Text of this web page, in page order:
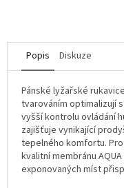
Popis Diskuze
Pánské lyžařské
tvarováním optimalizují
vyšší kontrolu ovládání
zajišťuje vynikající
tepelného komfortu.
kvalitní membránu
exponovaných míst